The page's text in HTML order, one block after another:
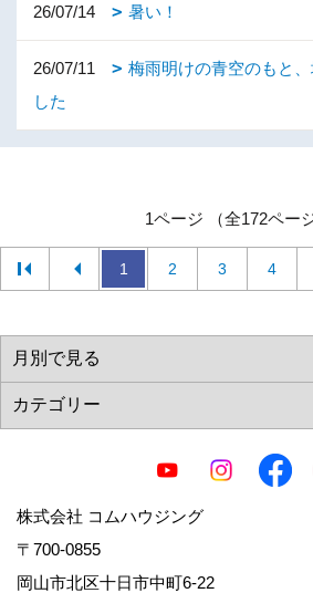
26/07/14 暑い！
26/07/11
梅雨明けの青空のもと
した
1ページ （全172ペー
1 2 3 4
株式会社 コムハウジング
〒700-0855
岡山市北区十日市中町6-22